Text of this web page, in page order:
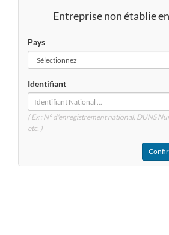
Entreprise non établie
Pays
Identifiant
( Ex : N° d'enregistrement national, DUNS
etc. )